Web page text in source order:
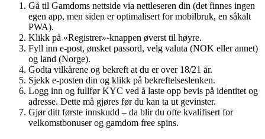
Gå til Gamdoms nettside via nettleseren din (det finnes ingen
egen app, men siden er optimalisert for mobilbruk, en såkalt
PWA).
Klikk på «Registrer»-knappen øverst til høyre.
Fyll inn e-post, ønsket passord, velg valuta (NOK eller annet)
og land (Norge).
Godta vilkårene og bekreft at du er over 18/21 år.
Sjekk e-posten din og klikk på bekreftelseslenken.
Logg inn og fullfør KYC ved å laste opp bevis på identitet og
adresse. Dette må gjøres før du kan ta ut gevinster.
Gjør ditt første innskudd – da blir du ofte kvalifisert for
velkomstbonuser og gamdom free spins.